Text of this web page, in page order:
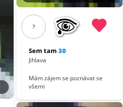
?
Sem tam 30
Jihlava
Mám zájem se poznávat se
všemi